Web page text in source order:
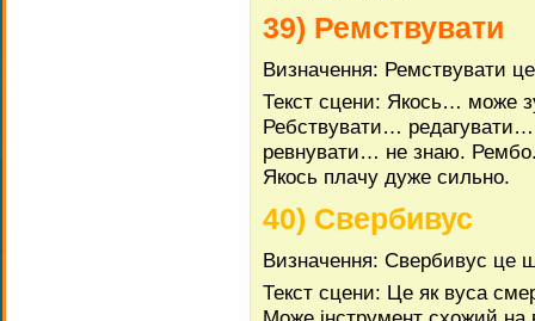
39) Ремствувати
Визначення: Ремствувати
Текст сцени: Якось… може
Ребствувати…
ревнувати… не знаю.
Якось плачу дуже сильно.
40) Свербивус
Визначення: Свербивус це
Текст сцени: Це як вуса